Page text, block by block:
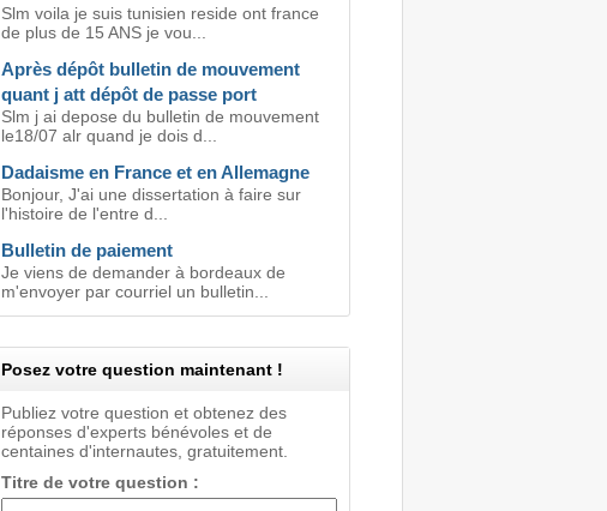
Slm voila je suis tunisien reside ont france
de plus de 15 ANS je vou...
Après dépôt bulletin de mouvement
quant j att dépôt de passe port
Slm j ai depose du bulletin de mouvement
le18/07 alr quand je dois d...
Dadaisme en France et en Allemagne
Bonjour, J'ai une dissertation à faire sur
l'histoire de l'entre d...
Bulletin de paiement
Je viens de demander à bordeaux de
m'envoyer par courriel un bulletin...
Posez votre question maintenant !
Publiez votre question et obtenez des
réponses d'experts bénévoles et de
centaines d'internautes, gratuitement.
Titre de votre question :